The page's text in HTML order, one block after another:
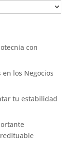
con
los Negocios
tu estabilidad